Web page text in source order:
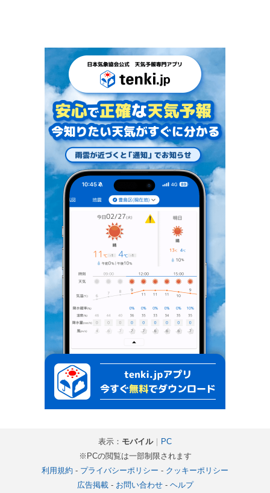
表示： モバイル｜ PC
※PCの閲覧は一部制限されます
利用規約 - プライバシーポリシー - クッキーポリシー
広告掲載- お問い合わせ- ヘルプ